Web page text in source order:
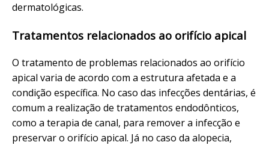
dermatológicas.
Tratamentos relacionados ao orifício apical
O tratamento de problemas relacionados ao orifício
apical varia de acordo com a estrutura afetada e a
condição específica. No caso das infecções dentárias, é
comum a realização de tratamentos endodônticos,
como a terapia de canal, para remover a infecção e
preservar o orifício apical. Já no caso da alopecia,